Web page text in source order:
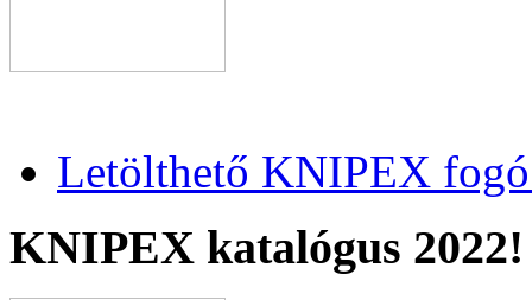
Letölthető KNIPEX fogó
KNIPEX katalógus 2022!